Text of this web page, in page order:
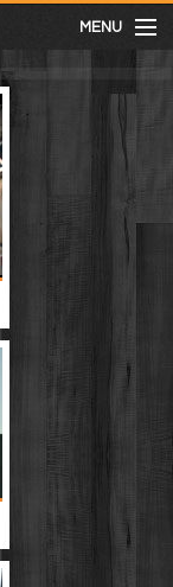
MENU